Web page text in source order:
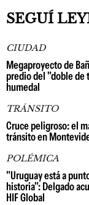
SEGUÍ
CIUDAD
Megaproyecto de
predio del "doble de
humedal
TRÁNSITO
Cruce peligroso: el
tránsito en
POLÉMICA
"Uruguay está a
historia": Delgado
HIF Global